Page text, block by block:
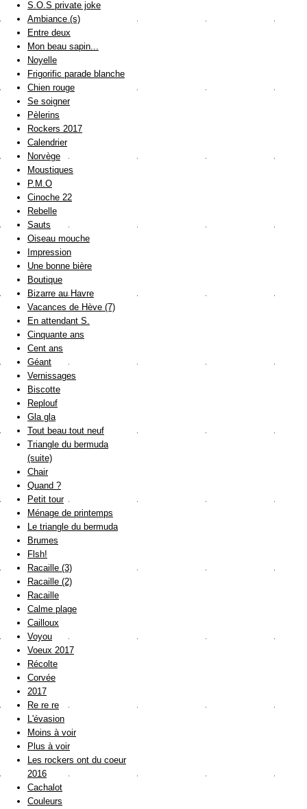
S.O.S private joke
Ambiance (s)
Entre deux
Mon beau sapin...
Noyelle
Frigorific parade blanche
Chien rouge
Se soigner
Pèlerins
Rockers 2017
Calendrier
Norvège
Moustiques
P.M.O
Cinoche 22
Rebelle
Sauts
Oiseau mouche
Impression
Une bonne bière
Boutique
Bizarre au Havre
Vacances de Hève (7)
En attendant S.
Cinquante ans
Cent ans
Géant
Vernissages
Biscotte
Replouf
Gla gla
Tout beau tout neuf
Triangle du bermuda
(suite)
Chair
Quand ?
Petit tour
Ménage de printemps
Le triangle du bermuda
Brumes
Flsh!
Racaille (3)
Racaille (2)
Racaille
Calme plage
Cailloux
Voyou
Voeux 2017
Récolte
Corvée
2017
Re re re
L'évasion
Moins à voir
Plus à voir
Les rockers ont du coeur
2016
Cachalot
Couleurs